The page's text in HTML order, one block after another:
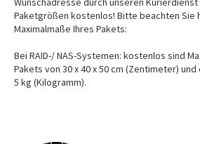
Paketgrößen kostenlos! Bitte beachten Sie
Maximalmaße Ihres Pakets:
Bei RAID-/ NAS-Systemen: kostenlos sind
Pakets von 30 x 40 x 50 cm (Zentimeter)
5 kg (Kilogramm).